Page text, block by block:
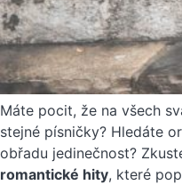
Máte pocit, že na všech
stejné písničky? Hledáte
obřadu jedinečnost?
romantické hity, které